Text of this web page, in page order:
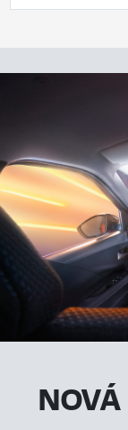
NOVÁ